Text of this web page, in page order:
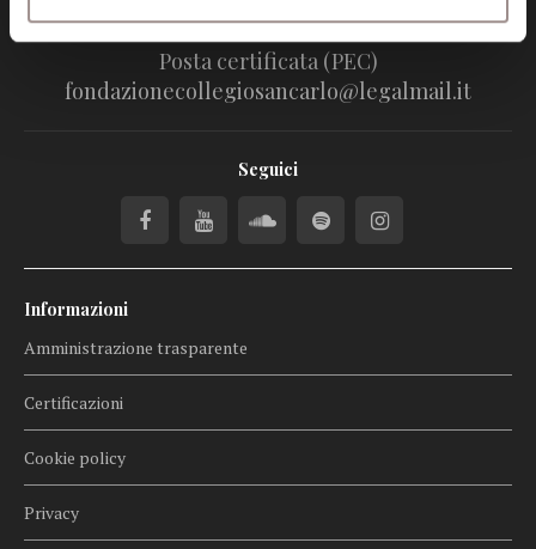
Posta certificata (PEC)
fondazionecollegiosancarlo@legalmail.it
Seguici
Informazioni
Amministrazione trasparente
Certificazioni
Cookie policy
Privacy